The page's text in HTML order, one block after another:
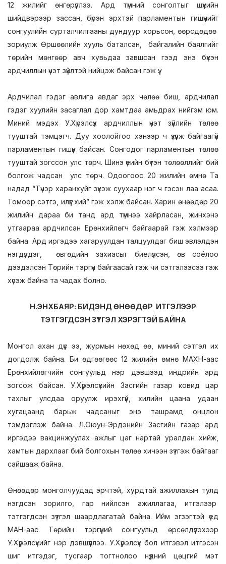
12 жилийг өнгөрүүллээ. Ард түмний сонголтыг шүүхийн
шийдвэрээр зассан, бүрэн эрхтэй парламентын гишүүнийг
сонгуулийн сурталчилгааны дундуур хорьсон, өөрсдөдөө
зориулж Өршөөлийн хууль баталсан, байгалийн баялгийг
төрийн мөнгөөр авч хувьдаа завшсан гээд энэ бүхэн
ардчиллын үнэт зүйлтэй нийцэж байсан гэж үү.
Ардчилал гэдэг авлига авдаг эрх чөлөө биш, ардчилал
гэдэг хуулийн засаглал дор хамтдаа амьдрах нийгэм юм.
Миний мэдэх У.Хүрэлсүх ардчиллын үнэт зүйлийн төлөө
тууштай тэмцэгч. Дуу хоолойгоо хэнээр ч үзүүлж байгаагүй
парламентын гишүүн байсан. Сонгодог парламентын төлөө
тууштай зогссон улс төрч. Шинэ үеийн бүтэн төлөөллийг бий
болгож чадсан улс төрч. Одоогоос 20 жилийн өмнө Та
надад “Түнэр харанхуйг зүхэж суухаар нэг ч гэсэн лаа асаа.
Томоор сэтгэ, илүүг хий” гэж хэлж байсан. Харин өнөөдөр 20
жилийн дараа би танд ард түмнээ хайрласан, жинхэнэ
утгаараа ардчилсан Ерөнхийлөгч байгаарай гэж хэлмээр
байна. Ард иргэдээ хагаруулдан талцуулдаг биш эвлэлдэн
нэгдүүлдэг, өвгөдийн захиасыг биелүүлсэн, өв соёлоо
дээдэлсэн Төрийн тэргүүн байгаасай гэж чи сэтгэлээсээ гэж
хүсэж байна та чадах болно.
Н.ЭНХБАЯР: БИДЭНД ӨНӨӨДӨР ИТГЭЛЭЭР
ТЭТГЭГДСЭН ЗҮТГЭЛ ХЭРЭГТЭЙ БАЙНА
Монгол ахан дүүс ээ, журмын нөхөд өө, миний сэтгэл их
догдолж байна. Би өдгөөгөөс 12 жилийн өмнө МАХН-аас
Ерөнхийлөгчийн сонгуульд нэр дэвшээд индрийн ард
зогсож байсан. У.Хүрэлсүхийн Засгийн газар ковид цар
тахлыг улсдаа оруулж ирэхгүй, хилийн цаана удаан
хугацаанд барьж чадсаныг энэ ташрамд онцлон
тэмдэглэж байна. Л.Оюун-Эрдэнийн Засгийн газар ард
иргэдээ вакцинжуулах ажлыг цаг нартай уралдан хийж,
хамтын дархлааг бий болгохын төлөө хичээн зүтгэж байгааг
сайшааж байна.
Өнөөдөр монголчуудад эрчтэй, хурдтай ажиллахын тулд
нэгдсэн зорилго, гар нийлсэн ажиллагаа, итгэлээр
тэтгэгдсэн зүтгэл шаардлагатай байна. Ийм эгзэгтэй үед
МАН-аас Төрийн тэргүүний сонгуульд өрсөлдүүлэхээр
У.Хүрэлсүхийг нэр дэвшүүллээ. У.Хүрэлсүх бол итгэвэл итгэсэн
шиг итгэдэг, тусгаар тогтнолоо нүдний цөцгий мэт